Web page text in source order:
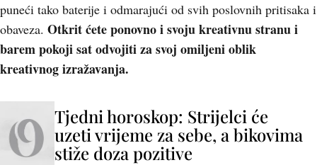
puneći tako baterije i odmarajući od svih poslovnih pritisaka i
obaveza. Otkrit ćete ponovno i svoju kreativnu stranu i
barem pokoji sat odvojiti za svoj omiljeni oblik
kreativnog izražavanja.
Tjedni horoskop: Strijelci će
uzeti vrijeme za sebe, a bikovima
stiže doza pozitive